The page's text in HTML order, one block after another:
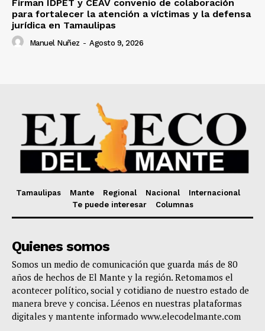
Firman IDPET y CEAV convenio de colaboración
para fortalecer la atención a víctimas y la defensa
jurídica en Tamaulipas
Manuel Nuñez - Agosto 9, 2026
Tamaulipas Mante Regional Nacional
Internacional
Te puede interesar
Columnas
Quienes somos
Somos un medio de comunicación que guarda más de 80
años de hechos de El Mante y la región. Retomamos el
acontecer político, social y cotidiano de nuestro estado de
manera breve y concisa. Léenos en nuestras plataformas
digitales y mantente informado www.elecodelmante.com